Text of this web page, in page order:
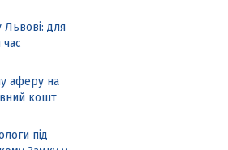
Львові: для
час
аферу на
кошт
під